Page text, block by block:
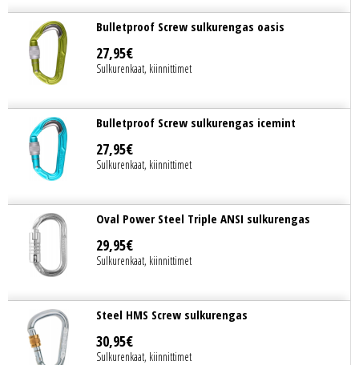
Bulletproof Screw sulkurengas oasis
27,95€
Sulkurenkaat, kiinnittimet
Bulletproof Screw sulkurengas icemint
27,95€
Sulkurenkaat, kiinnittimet
Oval Power Steel Triple ANSI sulkurengas
29,95€
Sulkurenkaat, kiinnittimet
Steel HMS Screw sulkurengas
30,95€
Sulkurenkaat, kiinnittimet